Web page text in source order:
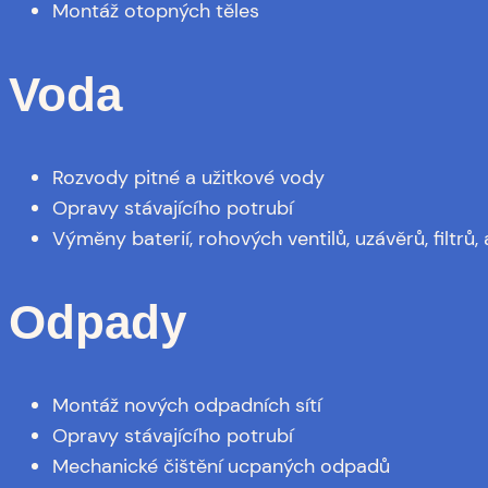
Montáž otopných těles
Voda
Rozvody pitné a užitkové vody
Opravy stávajícího potrubí
Výměny baterií, rohových ventilů, uzávěrů, filtrů,
Odpady
Montáž nových odpadních sítí
Opravy stávajícího potrubí
Mechanické čištění ucpaných odpadů